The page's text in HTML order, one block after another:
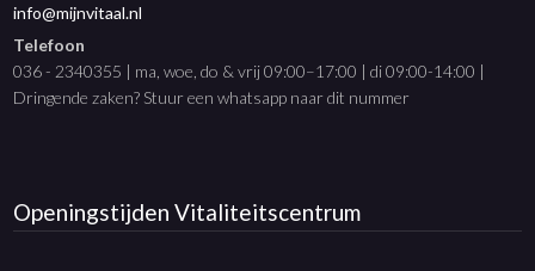
info@mijnvitaal.nl
Telefoon
036 - 2340355 | ma, woe, do & vrij 09:00–17:00 | di 09:00-14:00 |
Dringende zaken? Stuur een whatsapp naar dit nummer
OpeningstijdenVitaliteitscentrum